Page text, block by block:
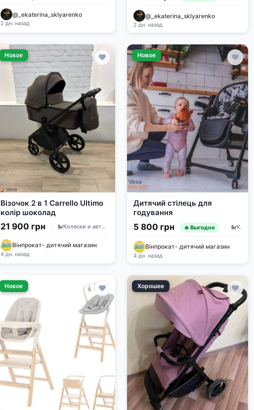
@_ekaterina_sklyarenko
2 дн. назад
@_ekaterina_sklyarenko
2 дн. назад
Новое
Візочок 2 в 1 Carrello Ultimo
колір шоколад
21 900 грн Коляски и автокресла
Вінпрокат- дитячий магазин
4 дн. назад
Новое
Дитячий стілець для
годування
5 800 грн 🔥 Выгодно Коляски и автокресла
Вінпрокат- дитячий магазин
4 дн. назад
Новое Хорошее